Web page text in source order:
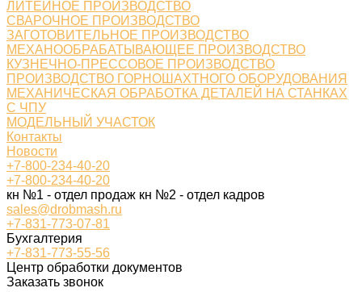
ЛИТЕЙНОЕ ПРОИЗВОДСТВО
СВАРОЧНОЕ ПРОИЗВОДСТВО
ЗАГОТОВИТЕЛЬНОЕ ПРОИЗВОДСТВО
МЕХАНООБРАБАТЫВАЮЩЕЕ ПРОИЗВОДСТВО
КУЗНЕЧНО-ПРЕССОВОЕ ПРОИЗВОДСТВО
ПРОИЗВОДСТВО ГОРНОШАХТНОГО ОБОРУДОВАНИЯ
МЕХАНИЧЕСКАЯ ОБРАБОТКА ДЕТАЛЕЙ НА СТАНКАХ
С ЧПУ
МОДЕЛЬНЫЙ УЧАСТОК
Контакты
Новости
+7-800-234-40-20
+7-800-234-40-20
кн №1 - отдел продаж кн №2 - отдел кадров
sales@drobmash.ru
+7-831-773-07-81
Бухгалтерия
+7-831-773-55-56
Центр обработки документов
Заказать звонок